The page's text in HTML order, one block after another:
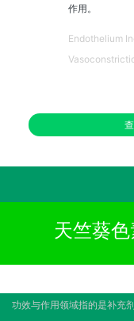
作用。
Endothelium
天竺葵
功效与作用领域指的是补充